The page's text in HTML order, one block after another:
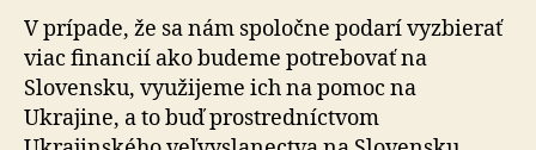
V prípade, že sa nám spoločne podarí vyzbierať
viac financií ako budeme potrebovať na
Slovensku, využijeme ich na pomoc na
Ukrajine, a to buď prostredníctvom